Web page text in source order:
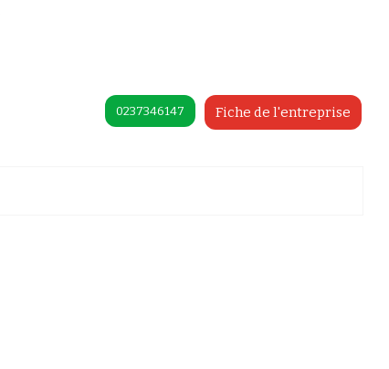
Fiche de l'entreprise
0237346147